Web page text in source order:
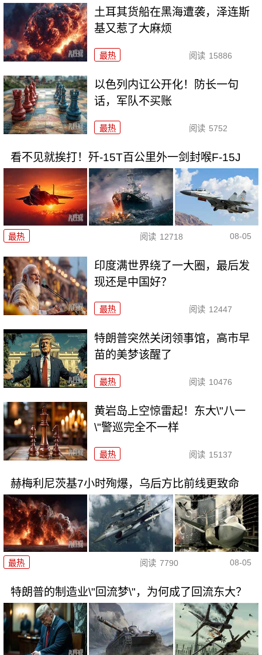
土耳其货船在黑海遭袭，泽连斯
基又惹了大麻烦
最热 阅读 15886
以色列内讧公开化！防长一句
话，军队不买账
最热 阅读 5752
看不见就挨打！歼-15T百公里外一剑封喉F-15J
最热 阅读 12718 08-05
印度满世界绕了一大圈，最后发
现还是中国好？
最热 阅读 12447
特朗普突然关闭领事馆，高市早
苗的美梦该醒了
最热 阅读 10476
黄岩岛上空惊雷起！东大\"八一
\"警巡完全不一样
最热 阅读 15137
赫梅利尼茨基7小时殉爆，乌后方比前线更致命
最热 阅读 7790 08-05
特朗普的制造业\"回流梦\"，为何成了回流东大？